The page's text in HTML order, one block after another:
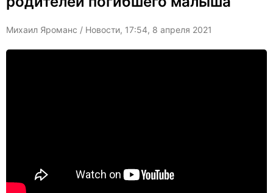
Михаил Яроманс / Новости, 17:54, 8 апреля 2021